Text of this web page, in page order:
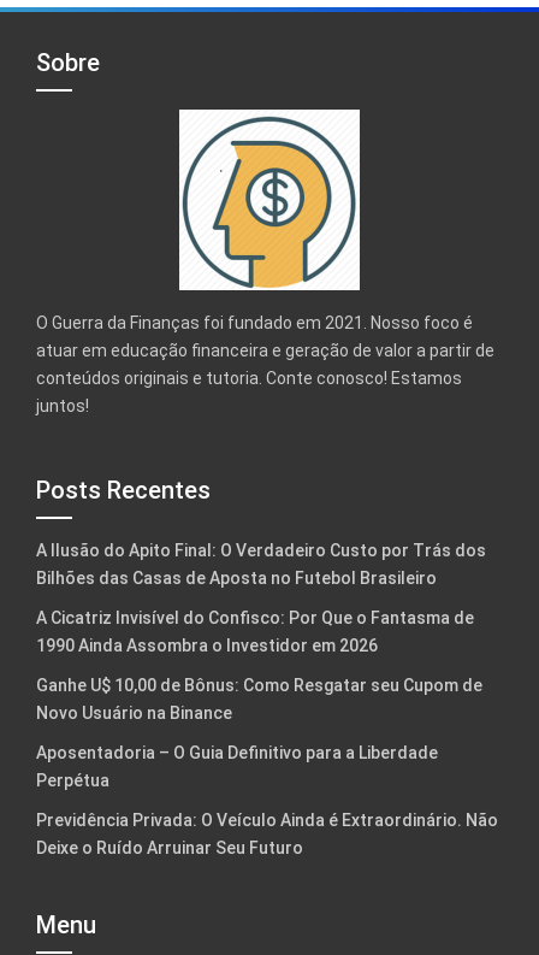
Sobre
O Guerra da Finanças foi fundado em 2021. Nosso foco é
atuar em educação financeira e geração de valor a partir de
conteúdos originais e tutoria. Conte conosco! Estamos
juntos!
Posts Recentes
A Ilusão do Apito Final: O Verdadeiro Custo por Trás dos
Bilhões das Casas de Aposta no Futebol Brasileiro
A Cicatriz Invisível do Confisco: Por Que o Fantasma de
1990 Ainda Assombra o Investidor em 2026
Ganhe U$ 10,00 de Bônus: Como Resgatar seu Cupom de
Novo Usuário na Binance
Aposentadoria – O Guia Definitivo para a Liberdade
Perpétua
Previdência Privada: O Veículo Ainda é Extraordinário. Não
Deixe o Ruído Arruinar Seu Futuro
Menu